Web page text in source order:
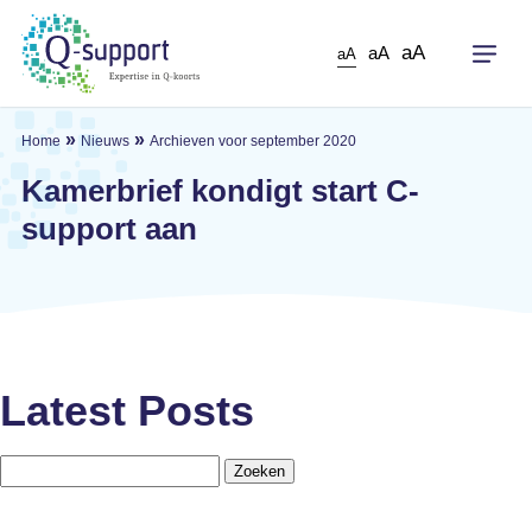
Skip
main
content
aA aA aA
Home » Nieuws» Archieven voor september 2020
Kamerbrief kondigt start C-
support aan
Latest Posts